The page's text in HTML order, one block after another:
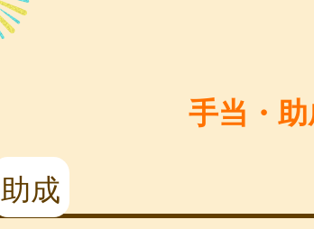
手当・
助成